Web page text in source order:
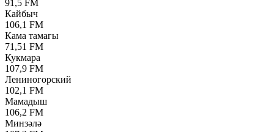
91,5 FM
Кайбыч
106,1 FM
Кама тамагы
71,51 FM
Кукмара
107,9 FM
Лениногорский
102,1 FM
Мамадыш
106,2 FM
Минзәлә